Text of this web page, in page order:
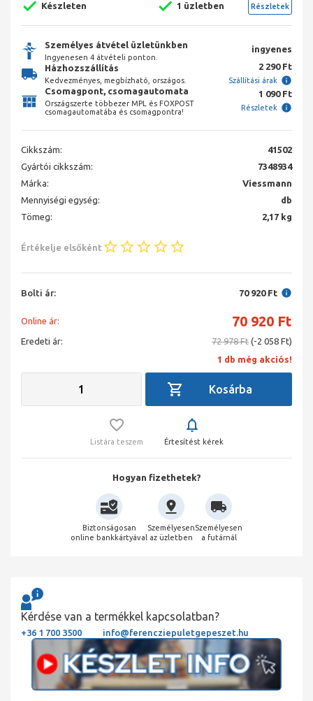
Készleten 1 üzletben Részletek
Személyes átvétel üzletünkben
Ingyenesen 4 átvételi ponton.
ingyenes
Házhozszállítás
Kedvezményes, megbízható, országos.
2 290 Ft
Szállítási árak
Csomagpont, csomagautomata
Országszerte többezer MPL és FOXPOST
csomagautomatába és csomagpontra!
1 090 Ft
Részletek
Cikkszám:
41502
Gyártói cikkszám:
7348934
Márka:
Viessmann
Mennyiségi egység:
db
Tömeg:
2,17 kg
Értékelje elsőként
Bolti ár: 70 920 Ft
Online ár: 70 920 Ft
Eredeti ár: 72 978 Ft (-2 058 Ft)
1 db még akciós!
Listára teszem Értesítést kérek
Hogyan fizethetek?
Biztonságosan
online bankkártyával
Személyesen
az üzletben
Személyesen
a futárnál
Kérdése van a termékkel kapcsolatban?
+36 1 700 3500 info@ferencziepuletgepeszet.hu